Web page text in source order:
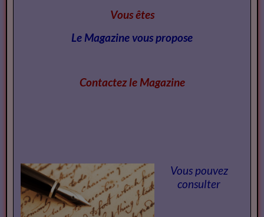
Vous êtes
Le Magazine vous propose
Contactez le Magazine
Vous pouvez
consulter